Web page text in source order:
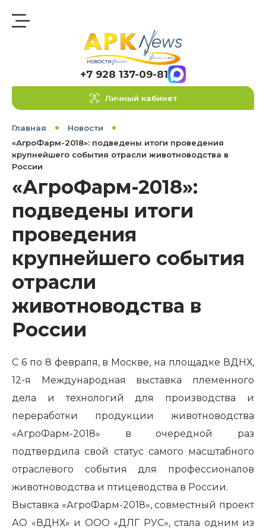
+7 928 137-09-81
Личный кабинет
Главная
Новости
«АгроФарм-2018»: подведены итоги проведения
крупнейшего события отрасли животноводства в
России
«АгроФарм-2018»:
подведены итоги
проведения
крупнейшего события
отрасли
животноводства в
России
С 6 по 8 февраля, в Москве, на площадке ВДНХ,
12-я Международная выставка племенного
дела и технологий для производства и
переработки продукции животноводства
«АгроФарм-2018» в очередной раз
подтвердила свой статус самого масштабного
отраслевого события для профессионалов
животноводства и птицеводства в России.
Выставка «АгроФарм-2018», совместный проект
АО «ВДНХ» и OOO «ДЛГ РУС», стала одним из